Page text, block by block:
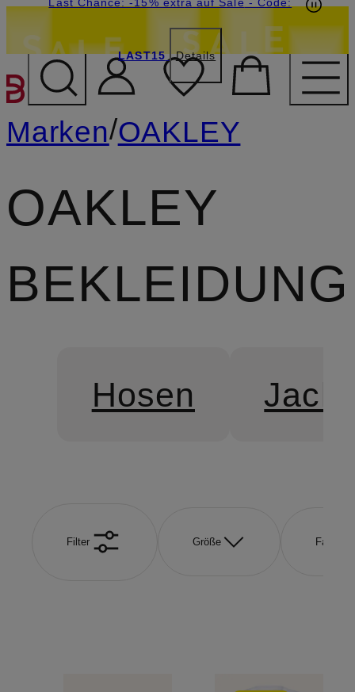
ZUM HAUPTINHALT
LAST15 Details
Marken/OAKLEY
OAKLEY
BEKLEIDUNG
Hosen
Filter Größe Farbe